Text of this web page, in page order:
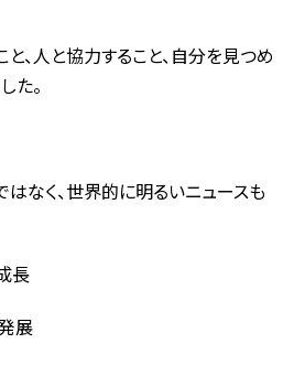
、人と協力すること、自分を見つめ
た。
なく、世界的に明るいニュースも
長
展